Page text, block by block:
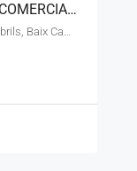
CAMBRILS – PUERTO – LOCAL COMERCIAL – LS- 180626
Carrer de València, Cambrils Badia, Cambrils, Baix Camp, Tarragona, Catalunya, 43850, España